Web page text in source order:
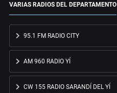
VARIAS RADIOS DEL DEPARTAMENTO
95.1 FM RADIO CITY
AM 960 RADIO YÍ
CW 155 RADIO SARANDÍ DEL YÍ